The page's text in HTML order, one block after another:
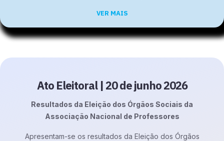
VER MAIS
Ato Eleitoral | 20 de junho 2026
Resultados da Eleição dos Órgãos Sociais da
Associação Nacional de Professores
Apresentam-se os resultados da Eleição dos Órgãos